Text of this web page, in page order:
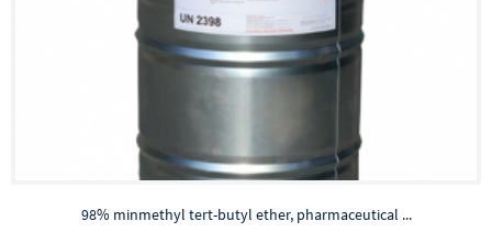
98% minmethyl tert-butyl ether, pharmaceutical ...